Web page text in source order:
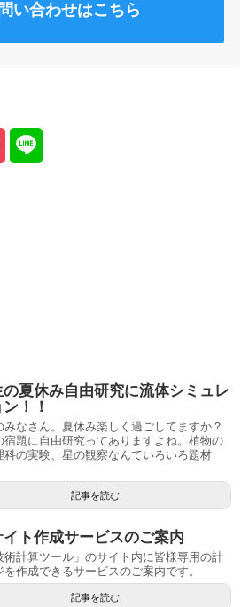
い合わせはこちら
夏休み自由研究に流体シミュレ
！！
みなさん。夏休み楽しく過ごしてますか？
宿題に自由研究ってありますよね。植物の
科の実験、星の観察なんていろいろ題材
記事を読む
ト作成サービスのご案内
術計算ツール」のサイト内に皆様専用の計
を作成できるサービスのご案内です。
記事を読む